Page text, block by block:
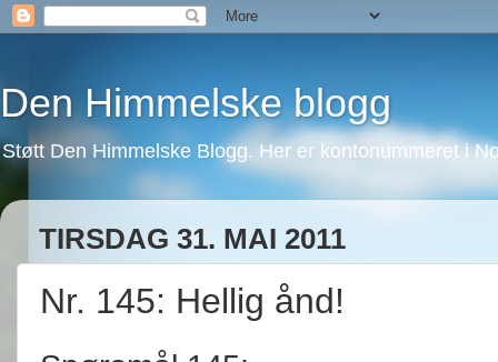
Den Himmelske blogg
Støtt Den Himmelske Blogg. Her er kontonummeret i
TIRSDAG 31. MAI 2011
Nr. 145: Hellig ånd!